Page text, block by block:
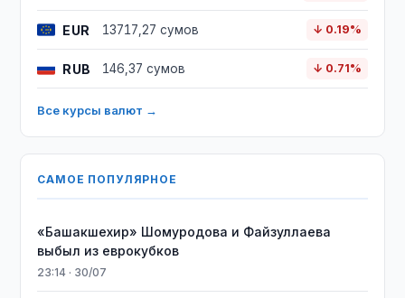
EUR 13717,27 сумов ↓ 0.19%
RUB 146,37 сумов ↓ 0.71%
Все курсы валют →
САМОЕ ПОПУЛЯРНОЕ
«Башакшехир» Шомуродова и Файзуллаева
выбыл из еврокубков
23:14 · 30/07